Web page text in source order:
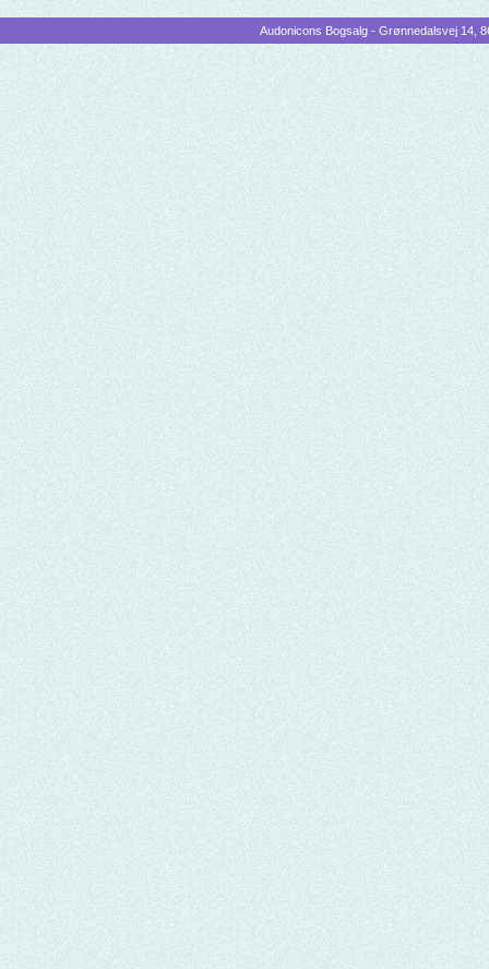
Audonicons Bogsalg - Grønnedalsvej 14,